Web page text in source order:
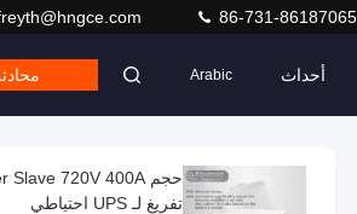
86-731-86187065
أحداث Arabic
تفريغ لـ UPS احتياطي